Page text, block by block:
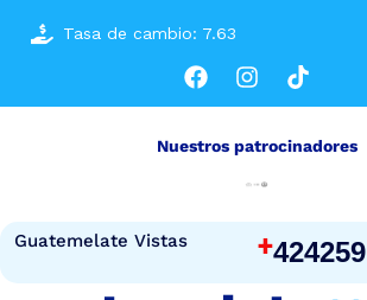
Tasa de cambio: 7.63
Guatemelate Vistas +424259
Nuestros patrocinadores